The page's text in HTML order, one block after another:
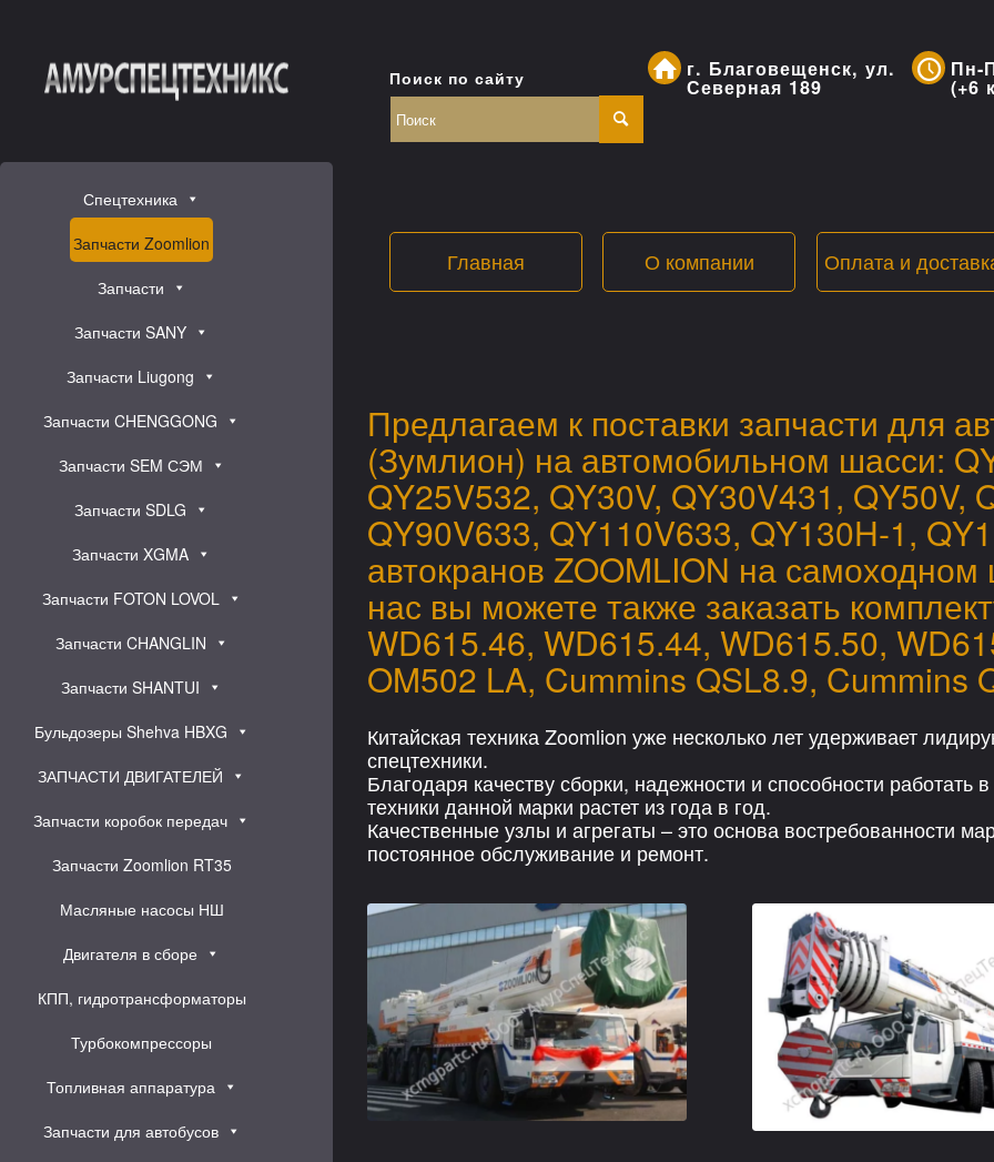
Спецтехника
Запчасти Zoomlion
Запчасти
Запчасти SANY
Запчасти Liugong
Запчасти CHENGGONG
Запчасти SEM СЭМ
Запчасти SDLG
Запчасти XGMA
Запчасти FOTON LOVOL
Запчасти CHANGLIN
Запчасти SHANTUI
Бульдозеры Shehva HBXG
ЗАПЧАСТИ ДВИГАТЕЛЕЙ
Запчасти коробок передач
Запчасти Zoomlion RT35
Масляные насосы НШ
Двигателя в сборе
КПП, гидротрансформаторы
Турбокомпрессоры
Топливная аппаратура
Запчасти для автобусов
Поиск по сайту г. Благовещенск, ул.
Северная 189
Пн-
(+6
Главная О компании Оплата и
Предлагаем к поставки запчасти для
(Зумлион) на автомобильном шасси:
QY25V532, QY30V, QY30V431, QY50V,
QY90V633, QY110V633, QY130H-1,
автокранов ZOOMLION на
нас вы можете также заказать
WD615.46, WD615.44, WD615.50,
OM502 LA, Cummins QSL8.9, Cummins
Китайская техника Zoomlion уже несколько лет удерживает
спецтехники.
Благодаря качеству сборки, надежности и способности работать
техники данной марки растет из года в год.
Качественные узлы и агрегаты – это основа востребованности
постоянное обслуживание и ремонт.